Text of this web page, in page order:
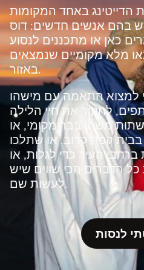
י
נ
ד
ר
הדייטינג באחד המקומות
בהם אנשים חדשים: דוס
כאן או מתכננים לנסוע
מלא מקומיים שנמצאים
באזור.
למצוא התאמה עם מישהו
לחקור את חיי הלילה
משהו בבר מקומי, או
בבית קפה קרוב. או שתלכו
ברחבי העיר כדי לגלות, או
הדברים הכי שווים שיש
לעשות שם.